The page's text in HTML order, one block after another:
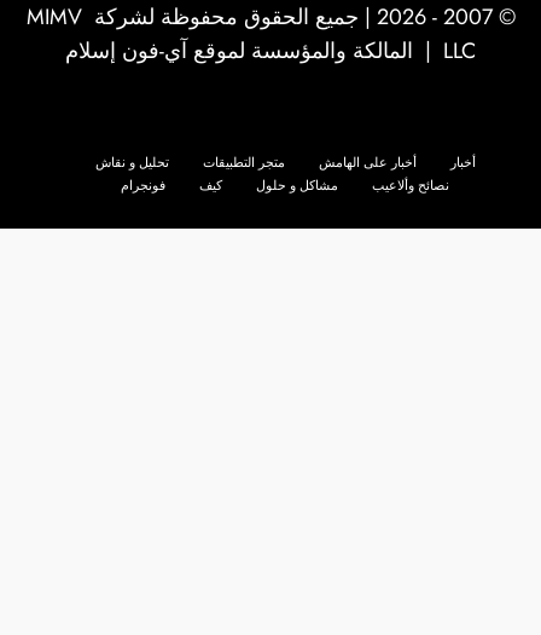
© 2007 - 2026 | جميع الحقوق محفوظة لشركة
MIMV
LLC | المالكة والمؤسسة لموقع آي-فون إسلام
أخبار أخبار على الهامش متجر التطبيقات
تحليل و نقاش
نصائح وألاعيب
مشاكل و حلول كيف فونجرام